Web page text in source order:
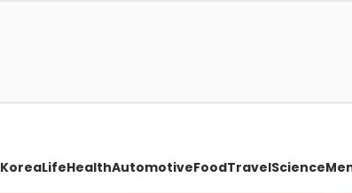
KoreaLifeHealthAutomotiveFoodTravelScience